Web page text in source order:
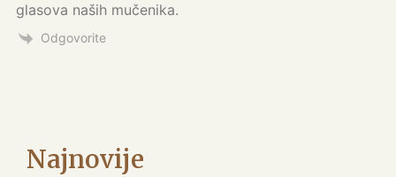
glasova naših mučenika.
Odgovorite
Najnovije